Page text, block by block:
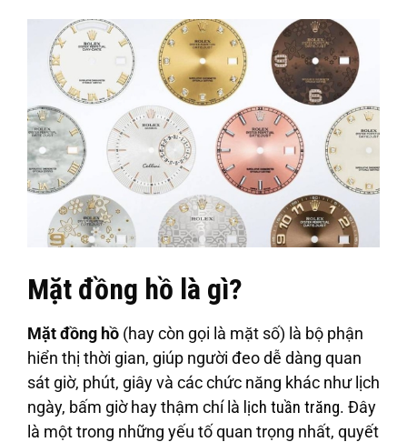
Mặt đồng hồ là gì?
Mặt đồng hồ (hay còn gọi là mặt số) là bộ phận
hiển thị thời gian, giúp người đeo dễ dàng quan
sát giờ, phút, giây và các chức năng khác như lịch
ngày, bấm giờ hay thậm chí là lịch tuần trăng. Đây
là một trong những yếu tố quan trọng nhất, quyết